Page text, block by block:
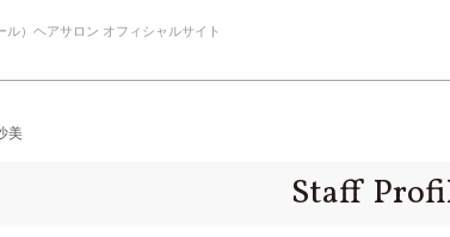
）ヘアサロン オフィシャルサイト
美
Staff